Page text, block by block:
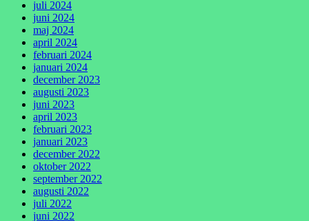
juli 2024
juni 2024
maj 2024
april 2024
februari 2024
januari 2024
december 2023
augusti 2023
juni 2023
april 2023
februari 2023
januari 2023
december 2022
oktober 2022
september 2022
augusti 2022
juli 2022
juni 2022